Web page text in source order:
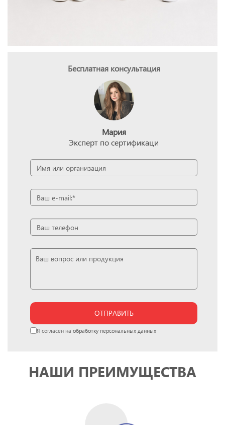
Бесплатная консультация
Мария
Эксперт по сертификаци
ОТПРАВИТЬ
Я согласен на обработку персональных данных
НАШИ ПРЕИМУЩЕСТВА